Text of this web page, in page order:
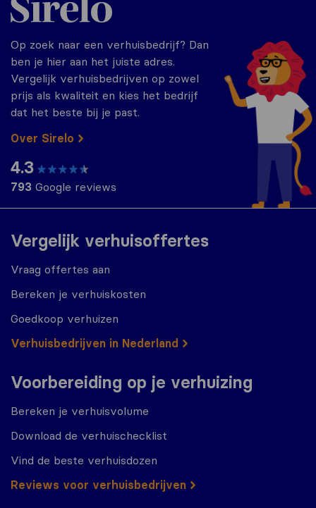
Vergelijk verhuisoffertes
Vraag offertes aan
Bereken je verhuiskosten
Goedkoop verhuizen
Verhuisbedrijven in Nederland
Voorbereiding op je verhuizing
Bereken je verhuisvolume
Download de verhuischecklist
Vind de beste verhuisdozen
Reviews voor verhuisbedrijven
Op zoek naar een verhuisbedrijf? Dan
ben je hier aan het juiste adres.
Vergelijk verhuisbedrijven op zowel
prijs als kwaliteit en kies het bedrijf
dat het beste bij je past.
Over Sirelo
4.3
793 Google reviews